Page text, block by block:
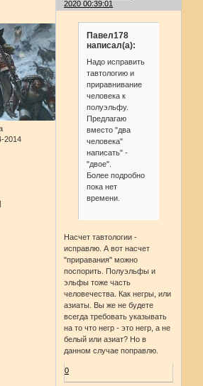
2020 00:39:01
2014
Павел178
написал(а):
Надо исправить
тавтологию и
приравнивание
человека к
полуэльфу.
Предлагаю
вместо "два
человека"
написать" -
"двое".
Более подробно
пока нет
времени.
Насчет тавтологии -
исправлю. А вот насчет
"приравания" можно
поспорить. Полуэльфы и
эльфы тоже часть
человечества. Как негры, или
азиаты. Вы же не будете
всегда требовать указывать
на то что негр - это негр, а не
белый или азиат? Но в
данном случае поправлю.
0